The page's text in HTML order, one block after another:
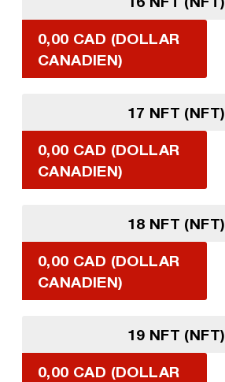
0,00 CAD (DOLLAR
CANADIEN)
17 NFT (NFT)
0,00 CAD (DOLLAR
CANADIEN)
18 NFT (NFT)
0,00 CAD (DOLLAR
CANADIEN)
19 NFT (NFT)
0,00 CAD (DOLLAR